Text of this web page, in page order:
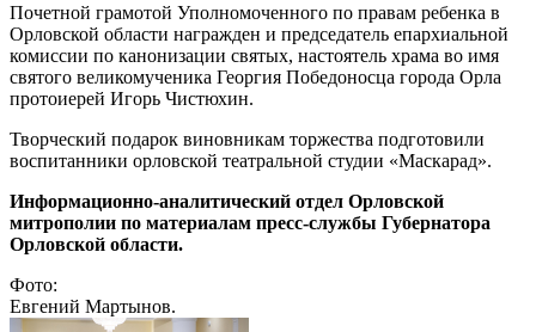
Почетной грамотой Уполномоченного по правам ребенка в
Орловской области награжден и председатель епархиальной
комиссии по канонизации святых, настоятель храма во имя
святого великомученика Георгия Победоносца города Орла
протоиерей Игорь Чистюхин.
Творческий подарок виновникам торжества подготовили
воспитанники орловской театральной студии «Маскарад».
Информационно-аналитический отдел Орловской
митрополии по материалам пресс-службы Губернатора
Орловской области.
Фото:
Евгений Мартынов.